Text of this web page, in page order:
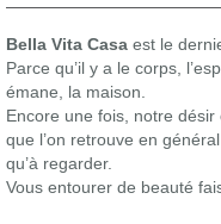
Bella Vita Casa est le
Parce qu’il y a le corps,
émane, la maison.
Encore une fois, notre
que l’on retrouve en
qu’à regarder.
Vous entourer de beauté